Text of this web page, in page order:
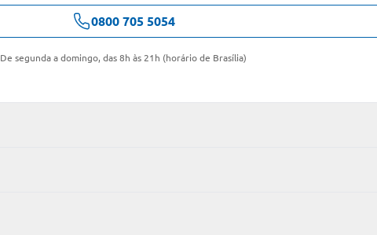
0800 705 5054
De segunda a domingo, das 8h às 21h (horário de Brasília)